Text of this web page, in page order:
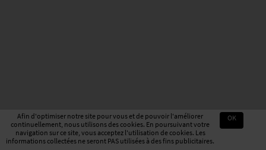
Afin d'optimiser notre site pour vous et de pouvoir l'améliorer
continuellement, nous utilisons des cookies. En poursuivant votre
navigation sur ce site, vous acceptez l'utilisation de cookies. Les
informations collectées ne seront PAS utilisées à des fins publicitaires.
OK